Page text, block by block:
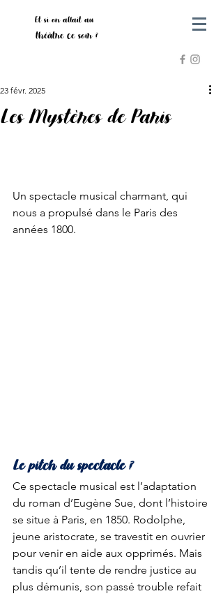
Et si on allait au
théâtre ce soir ?
Les Mystères de Paris
23 févr. 2025
Un spectacle musical charmant, qui
nous a propulsé dans le Paris des
années 1800.
Le pitch du spectacle ?
Ce spectacle musical est l’adaptation
du roman d’Eugène Sue, dont l’histoire
se situe à Paris, en 1850. Rodolphe,
jeune aristocrate, se travestit en ouvrier
pour venir en aide aux opprimés. Mais
tandis qu’il tente de rendre justice au
plus démunis, son passé trouble refait